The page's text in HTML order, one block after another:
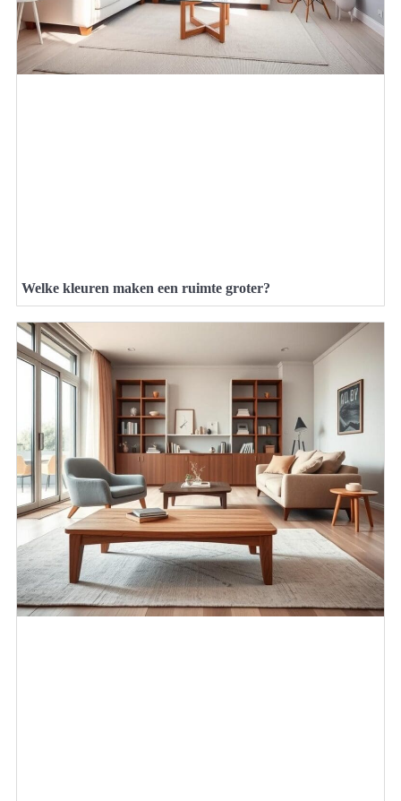
Welke kleuren maken een ruimte groter?